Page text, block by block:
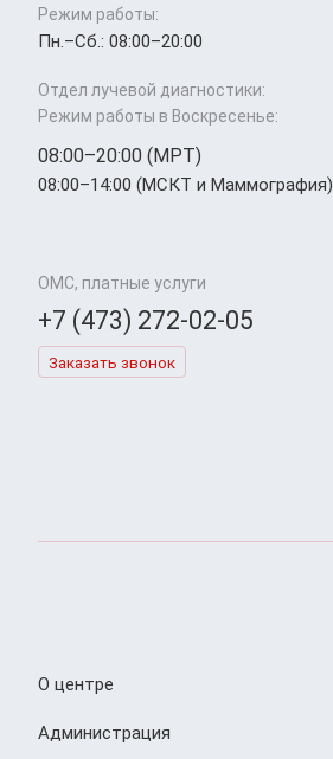
Режим работы:
Пн.–Cб.: 08:00–20:00
Отдел лучевой диагностики:
Режим работы в Воскресенье:
08:00–20:00 (МРТ)
08:00–14:00 (МСКТ и Маммография)
ОМС, платные услуги
+7 (473) 272-02-05
Заказать звонок
О центре
Администрация